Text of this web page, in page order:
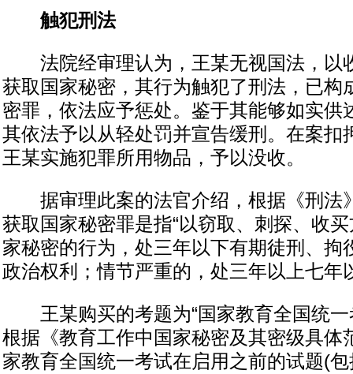
触犯刑法
法院经审理认为，王某无视国法，以
获取国家秘密，其行为触犯了刑法，已构
密罪，依法应予惩处。鉴于其能够如实供
其依法予以从轻处罚并宣告缓刑。在案扣
王某实施犯罪所用物品，予以没收。
据审理此案的法官介绍，根据《刑法
获取国家秘密罪是指“以窃取、刺探、收
家秘密的行为，处三年以下有期徒刑、拘
政治权利；情节严重的，处三年以上七年
王某购买的考题为“国家教育全国统一
根据《教育工作中国家秘密及其密级具体
家教育全国统一考试在启用之前的试题(